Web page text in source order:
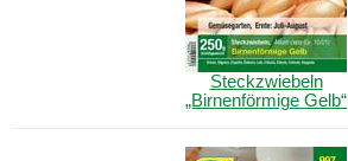
Steckzwiebeln
„Birnenförmige Gelb“